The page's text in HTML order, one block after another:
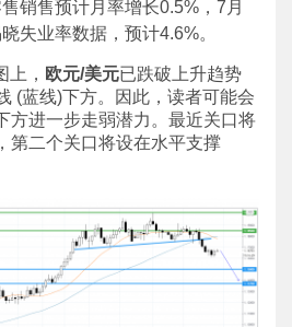
销售预计月率增长0.5%，7月
失业率数据，预计4.6%。
， 欧元/美元已跌破上升趋势
(蓝线)下方。因此，读者可能会
方进一步走弱潜力。最近关口将
第二个关口将设在水平支撑